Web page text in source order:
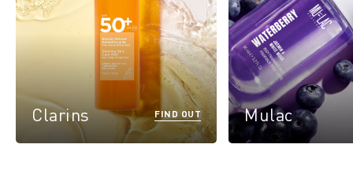
Clarins FIND OUT Mulac